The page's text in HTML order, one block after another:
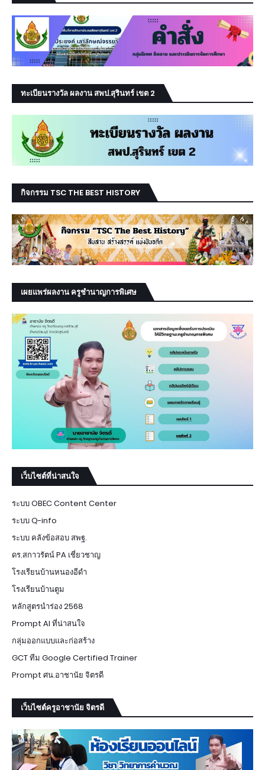
ทะเบียนรางวัล ผลงาน สพป.สุรินทร์ เขต 2
กิจกรรม TSC THE BEST HISTORY
เผยแพร่ผลงาน ครูชำนาญการพิเศษ
เว็บไซต์ที่น่าสนใจ
ระบบ OBEC Content Center
ระบบ Q-info
ระบบ คลังข้อสอบ สพฐ.
ดร.สกาวรัตน์ PA เชี่ยวชาญ
โรงเรียนบ้านหนองอีดำ
โรงเรียนบ้านตูม
หลักสูตรนำร่อง 2568
Prompt AI ที่น่าสนใจ
กลุ่มออกแบบและก่อสร้าง
GCT ทีม Google Certified Trainer
Prompt ศน.อาชานัย จิตรดี
เว็บไซต์ครูอาชานัย จิตรดี